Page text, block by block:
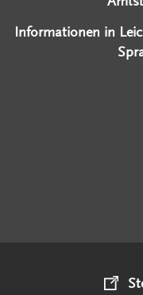
Informationen in